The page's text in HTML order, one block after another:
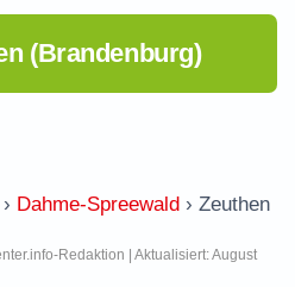
(Brandenburg)
› Dahme-Spreewald › Zeuthen
Redaktion | Aktualisiert: August